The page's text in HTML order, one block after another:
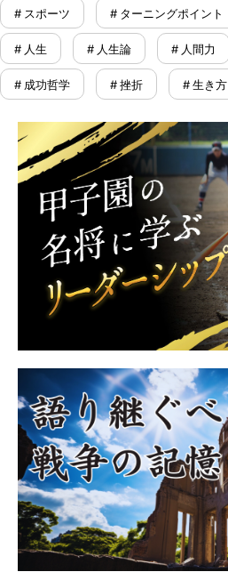
# スポーツ # ターニングポイント
# 人生 # 人生論 # 人間力
# 成功哲学 # 挫折 # 生き方